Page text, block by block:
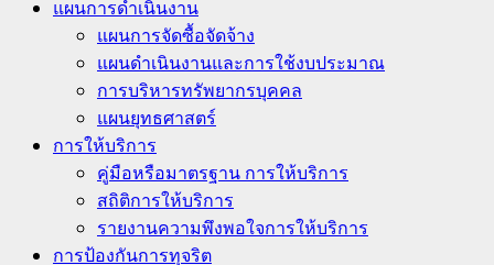
แผนการดำเนินงาน
แผนการจัดซื้อจัดจ้าง
แผนดำเนินงานและการใช้งบประมาณ
การบริหารทรัพยากรบุคคล
แผนยุทธศาสตร์
การให้บริการ
คู่มือหรือมาตรฐาน การให้บริการ
สถิติการให้บริการ
รายงานความพึงพอใจการให้บริการ
การป้องกันการทุจริต